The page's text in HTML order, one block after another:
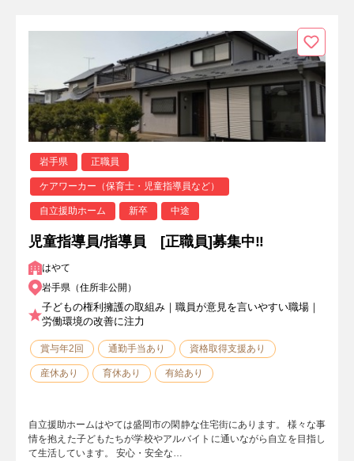
岩手県 正職員
ケアワーカー（保育士・児童指導員など）
自立援助ホーム 新卒 中途
児童指導員/指導員 [正職員]募集中‼
はやて
岩手県（住所非公開）
子どもの権利擁護の取組み｜職員が意見を言いやすい職場｜
労働環境の改善に注力
賞与年2回 通勤手当あり 資格取得支援あり
産休あり 育休あり 有給あり
自立援助ホームはやては盛岡市の閑静な住宅街にあります。 様々な事
情を抱えた子どもたちが学校やアルバイトに通いながら自立を目指し
て生活しています。 安心・安全な…